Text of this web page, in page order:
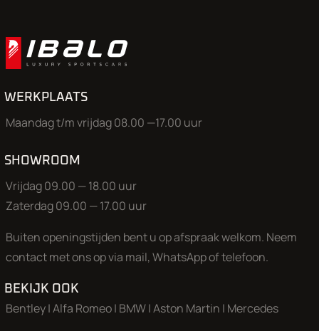
WERKPLAATS
Maandag t/m vrijdag 08.00 —17.00 uur
SHOWROOM
Vrijdag 09.00 — 18.00 uur
Zaterdag 09.00 — 17.00 uur
Buiten openingstijden bent u op afspraak welkom. Neem
contact met ons op via mail, WhatsApp of telefoon.
BEKIJK OOK
Bentley|Alfa Romeo| BMW|Aston Martin | Mercedes